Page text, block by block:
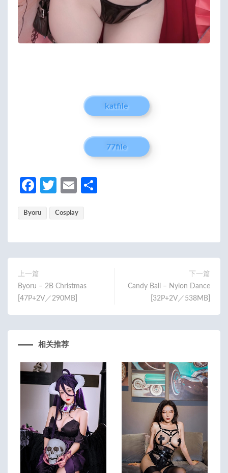
katfile
77file
Fa
b
k
T
itt
E
ail
Byoru Cosplay
上一篇
Byoru – 2B Christmas
[47P+2V／290MB]
下一篇
Candy Ball – Nylon Dance
[32P+2V／538MB]
相关推荐